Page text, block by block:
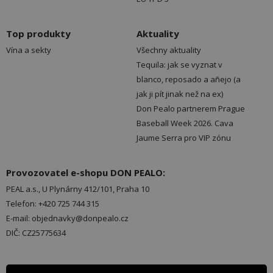
Top produkty
Vína a sekty
Aktuality
Všechny aktuality
Tequila: jak se vyznat v
blanco, reposado a añejo (a
jak ji pít jinak než na ex)
Don Pealo partnerem Prague
Baseball Week 2026. Cava
Jaume Serra pro VIP zónu
Provozovatel e-shopu DON PEALO:
PEAL a.s., U Plynárny 412/101, Praha 10
Telefon: +420 725 744 315
E-mail: objednavky@donpealo.cz
DIČ: CZ25775634